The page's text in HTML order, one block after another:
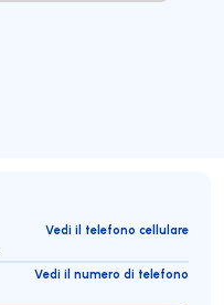
Vedi il telefono cellulare
Vedi il numero di telefono